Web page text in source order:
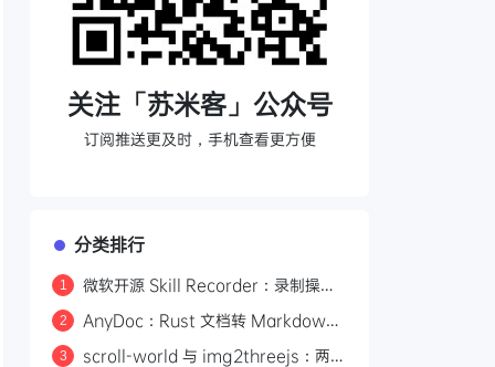
关注「苏米客」公众号
订阅推送更及时，手机查看更方便
分类排行
1
微软开源 Skill Recorder：录制操作
2
AnyDoc：Rust 文档转 Markdown
3 scroll-world 与 img2threejs：两个